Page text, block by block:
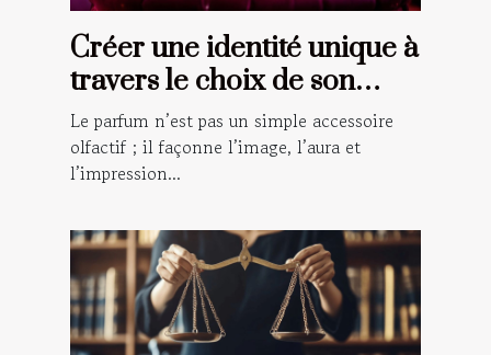
Créer une identité unique à
travers le choix de son
parfum
Le parfum n’est pas un simple accessoire
olfactif ; il façonne l’image, l’aura et
l’impression...